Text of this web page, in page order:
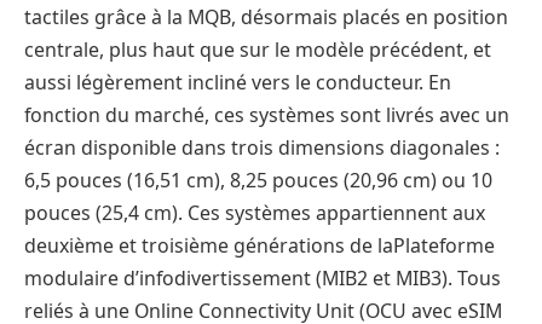
tactiles grâce à la MQB, désormais placés en position
centrale, plus haut que sur le modèle précédent, et
aussi légèrement incliné vers le conducteur. En
fonction du marché, ces systèmes sont livrés avec un
écran disponible dans trois dimensions diagonales :
6,5 pouces (16,51 cm), 8,25 pouces (20,96 cm) ou 10
pouces (25,4 cm). Ces systèmes appartiennent aux
deuxième et troisième générations de laPlateforme
modulaire d’infodivertissement (MIB2 et MIB3). Tous
reliés à une Online Connectivity Unit (OCU avec eSIM